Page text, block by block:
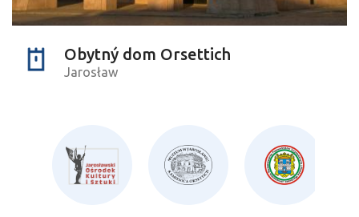
Obytný dom Orsettich
Jarosław